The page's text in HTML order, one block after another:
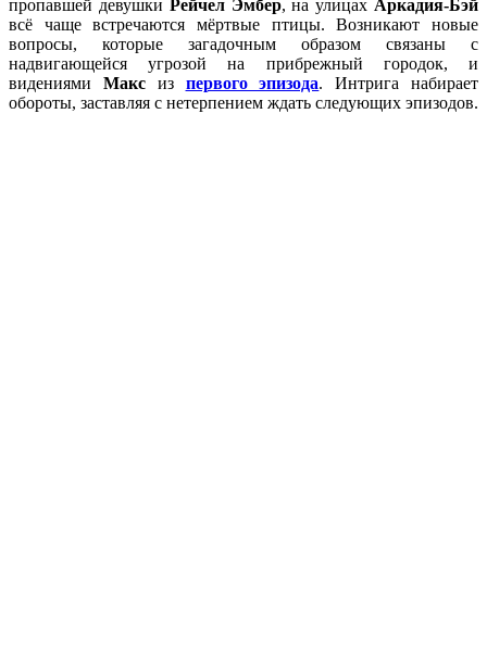
пропавшей девушки Рейчел Эмбер, на улицах Аркадия-Бэй
всё чаще встречаются мёртвые птицы. Возникают новые
вопросы, которые загадочным образом связаны с
надвигающейся угрозой на прибрежный городок, и
видениями Максиз первого эпизода. Интрига набирает
обороты, заставляя с нетерпением ждать следующих эпизодов.